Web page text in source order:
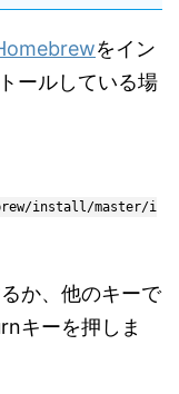
をイン
ールしている場
install/master/i
か、他のキーで
キーを押しま